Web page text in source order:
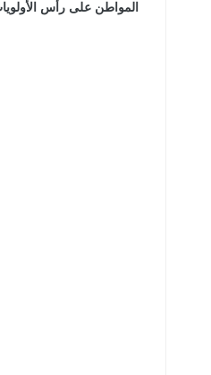
المواطن على رأس